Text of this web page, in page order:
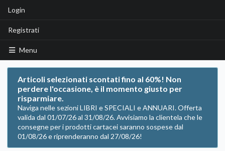
Login
Registrati
Menu
Articoli selezionati scontati fino al 60%! Non
perdere l'occasione, è il momento giusto per
risparmiare.
Naviga nelle sezioni LIBRI e SPECIALI e ANNUARI. Offerta
valida dal 01/07/26 al 31/08/26. Avvisiamo la clientela che le
consegne per i prodotti cartacei saranno sospese dal
01/08/26 e riprenderanno dal 27/08/26!